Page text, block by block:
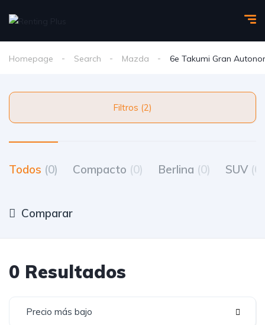
Homepage Search Mazda 6e Takumi Gran
Filtros (2)
Todos (0) Compacto (0) Berlina (0) SUV (0)
Comparar
0 Resultados
Precio más bajo